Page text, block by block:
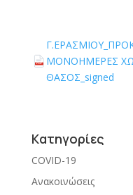
PDF
PDF file:
ΜΟΝΟΗΜΕΡΕΣ
ΘΑΣΟΣ_signed
Kατηγορίες
COVID-19
Ανακοινώσεις